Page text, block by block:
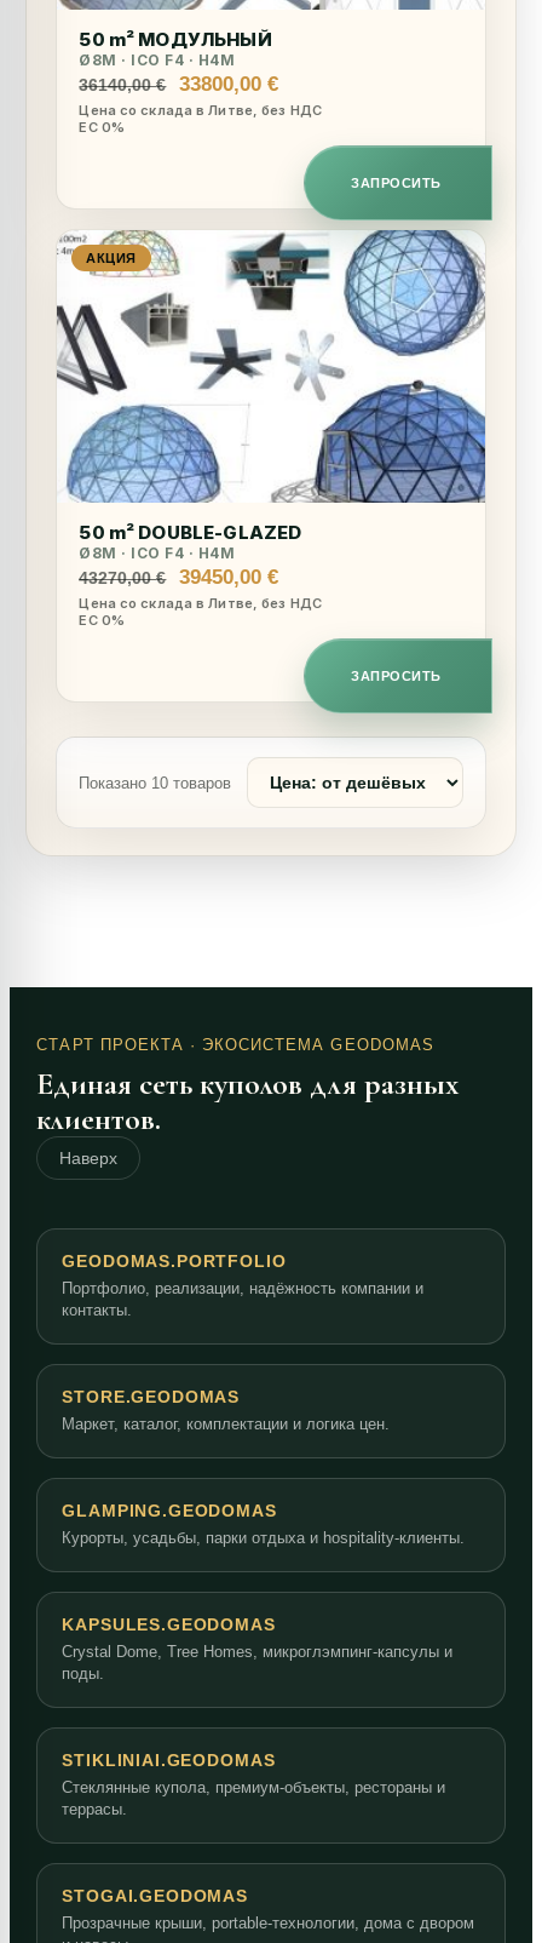
50 m² МОДУЛЬНЫЙ
Ø8M · ICO F4 · H4M
36140,00€
Первоначальная
цена
33800,00€Текущая
цена:
Цена со склада в Литве, без НДС
ЕС 0%
ЗАПРОСИТЬ
АКЦИЯ
50 m² DOUBLE-GLAZED
Ø8M · ICO F4 · H4M
43270,00€
Первоначальная
цена
39450,00€Текущая
цена:
Цена со склада в Литве, без НДС
ЕС 0%
ЗАПРОСИТЬ
Показано 10 товаров
Сортировать
товары
СТАРТ ПРОЕКТА · ЭКОСИСТЕМА GEODOMAS
Единая сеть куполов для разных
клиентов.
Наверх
GEODOMAS.PORTFOLIO
Портфолио, реализации, надёжность компании и
контакты.
STORE.GEODOMAS
Маркет, каталог, комплектации и логика цен.
GLAMPING.GEODOMAS
Курорты, усадьбы, парки отдыха и hospitality-клиенты.
KAPSULES.GEODOMAS
Crystal Dome, Tree Homes, микроглэмпинг-капсулы и
поды.
STIKLINIAI.GEODOMAS
Стеклянные купола, премиум-объекты, рестораны и
террасы.
STOGAI.GEODOMAS
Прозрачные крыши, portable-технологии, дома с двором